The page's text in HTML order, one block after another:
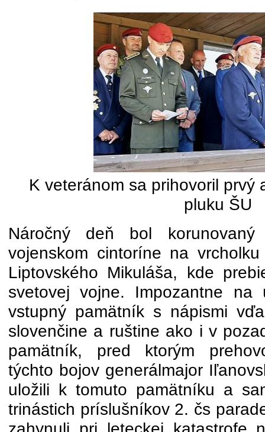
K veteránom sa prihovoril prvý
pluku ŠU
Náročný deň bol
vojenskom cintoríne na
Liptovského Mikuláša, kde
svetovej vojne. Impozantne na
vstupný pamätník s nápismi
slovenčine a ruštine ako i v
pamätník, pred ktorým
týchto bojov generálmajor
uložili k tomuto pamätníku a
trinástich príslušníkov 2. čs